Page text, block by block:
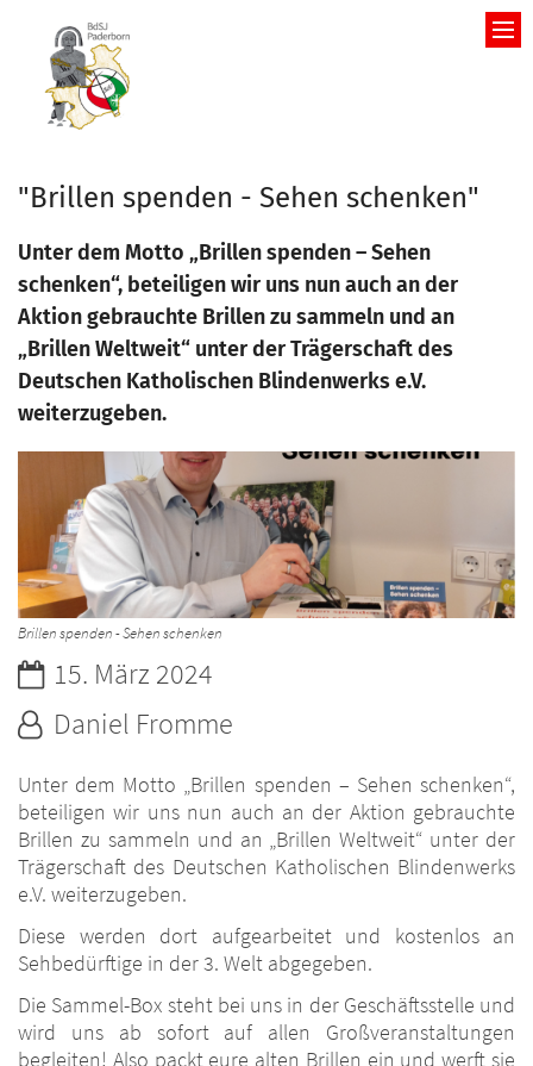
"Brillen spenden - Sehen schenken"
Unter dem Motto „Brillen spenden – Sehen
schenken“, beteiligen wir uns nun auch an der
Aktion gebrauchte Brillen zu sammeln und an
„Brillen Weltweit“ unter der Trägerschaft des
Deutschen Katholischen Blindenwerks e.V.
weiterzugeben.
Brillen spenden - Sehen schenken
Datum:
15. März 2024
Von:Daniel Fromme
Unter dem Motto „Brillen spenden – Sehen schenken“,
beteiligen wir uns nun auch an der Aktion gebrauchte
Brillen zu sammeln und an „Brillen Weltweit“ unter der
Trägerschaft des Deutschen Katholischen Blindenwerks
e.V. weiterzugeben.
Diese werden dort aufgearbeitet und kostenlos an
Sehbedürftige in der 3. Welt abgegeben.
Die Sammel-Box steht bei uns in der Geschäftsstelle und
wird uns ab sofort auf allen Großveranstaltungen
begleiten! Also packt eure alten Brillen ein und werft sie